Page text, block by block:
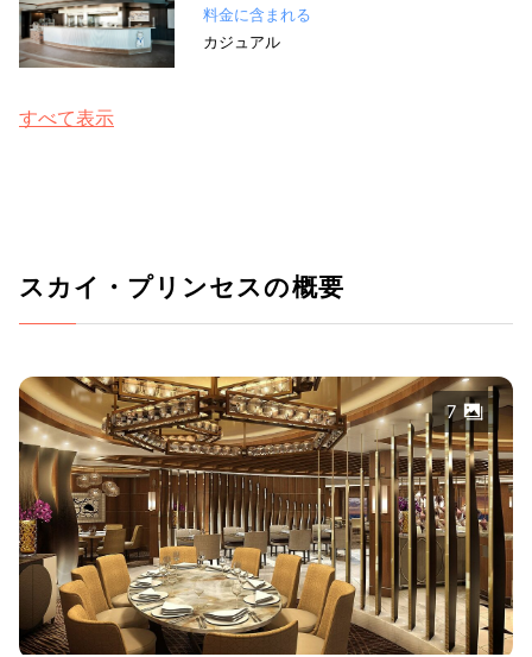
料金に含まれる
カジュアル
すべて表示
スカイ・プリンセスの概要
7